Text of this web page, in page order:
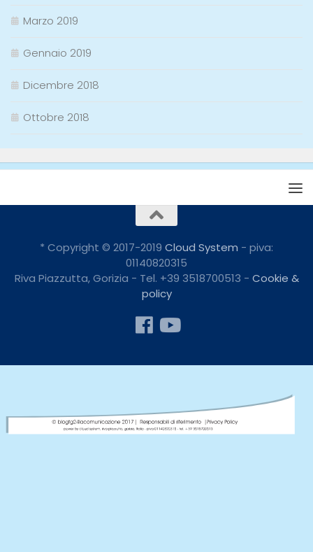
Marzo 2019
Gennaio 2019
Dicembre 2018
Ottobre 2018
* Copyright © 2017-2019 Cloud System - piva:
01140820315
Riva Piazzutta, Gorizia - Tel. +39 3518700513 - Cookie &
policy